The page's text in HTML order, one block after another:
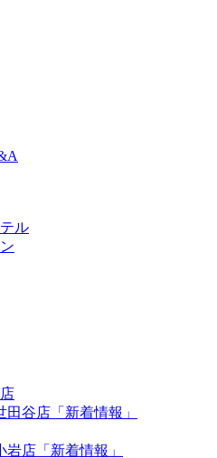
ル
谷店「新着情報」
店「新着情報」